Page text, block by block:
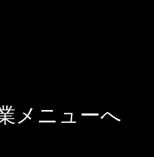
メニューへ